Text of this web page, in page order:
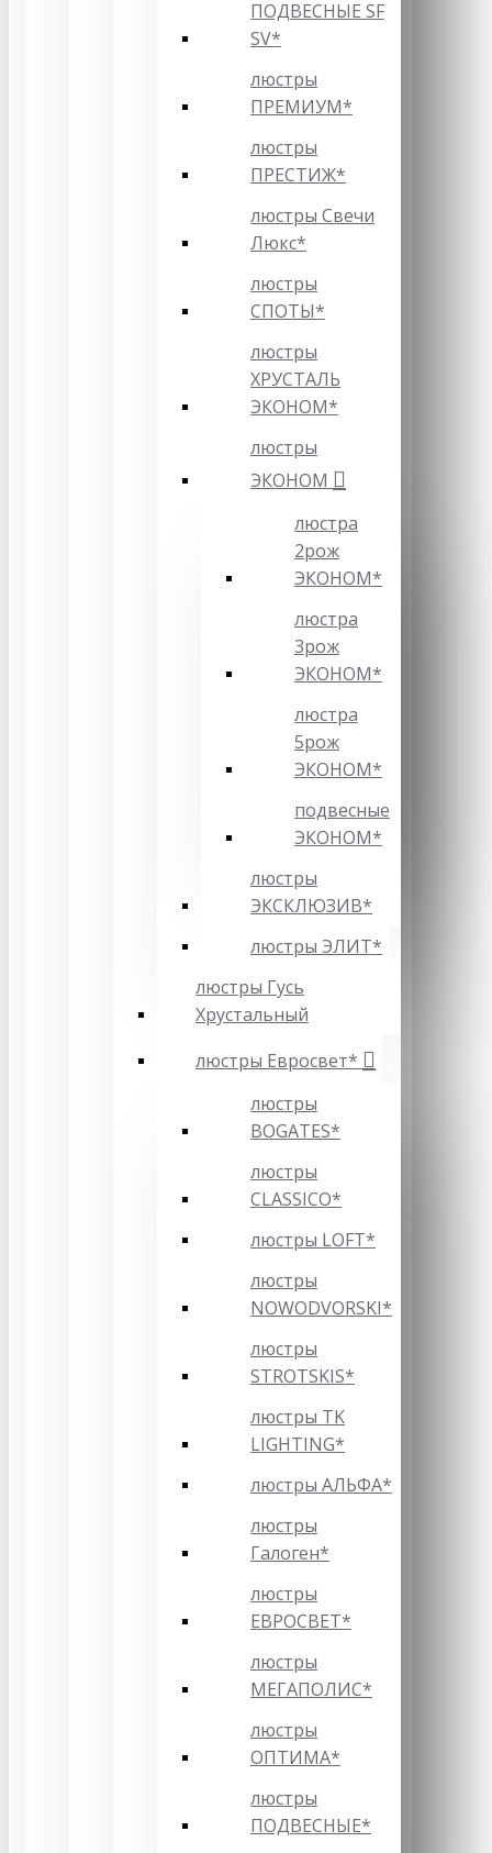
ПОДВЕСНЫЕ SF
SV*
люстры
ПРЕМИУМ*
люстры
ПРЕСТИЖ*
люстры Свечи
Люкс*
люстры
СПОТЫ*
люстры
ХРУСТАЛЬ
ЭКОНОМ*
люстры
ЭКОНОМ
люстра
2рож
ЭКОНОМ*
люстра
3рож
ЭКОНОМ*
люстра
5рож
ЭКОНОМ*
подвесные
ЭКОНОМ*
люстры
ЭКСКЛЮЗИВ*
люстры ЭЛИТ*
люстры Гусь
Хрустальный
люстры Евросвет*
люстры
BOGATES*
люстры
CLASSICO*
люстры LOFT*
люстры
NOWODVORSKI*
люстры
STROTSKIS*
люстры TK
LIGHTING*
люстры АЛЬФА*
люстры
Галоген*
люстры
ЕВРОСВЕТ*
люстры
МЕГАПОЛИС*
люстры
ОПТИМА*
люстры
ПОДВЕСНЫЕ*